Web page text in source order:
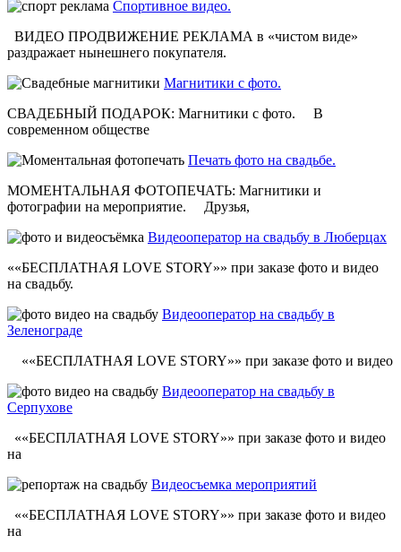
Спортивное видео.
ВИДЕО ПРОДВИЖЕНИЕ РЕКЛАМА в «чистом виде»
раздражает нынешнего покупателя.
Магнитики с фото.
СВАДЕБНЫЙ ПОДАРОК: Магнитики с фото. В
современном обществе
Печать фото на свадьбе.
МОМЕНТАЛЬНАЯ ФОТОПЕЧАТЬ: Магнитики и
фотографии на мероприятие. Друзья,
Видеооператор на свадьбу в Люберцах
««БЕСПЛАТНАЯ LOVE STORY»» при заказе фото и видео
на свадьбу.
Видеооператор на свадьбу в
Зеленограде
««БЕСПЛАТНАЯ LOVE STORY»» при заказе фото и видео
Видеооператор на свадьбу в
Серпухове
««БЕСПЛАТНАЯ LOVE STORY»» при заказе фото и видео
на
Видеосъемка мероприятий
««БЕСПЛАТНАЯ LOVE STORY»» при заказе фото и видео
на